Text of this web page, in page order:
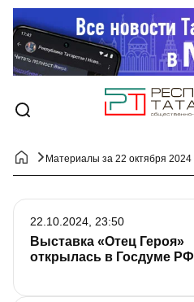
Материалы за 22 октября 2024
Выставка «Отец Героя»
открылась в Госдуме РФ
22.10.2024, 23:50